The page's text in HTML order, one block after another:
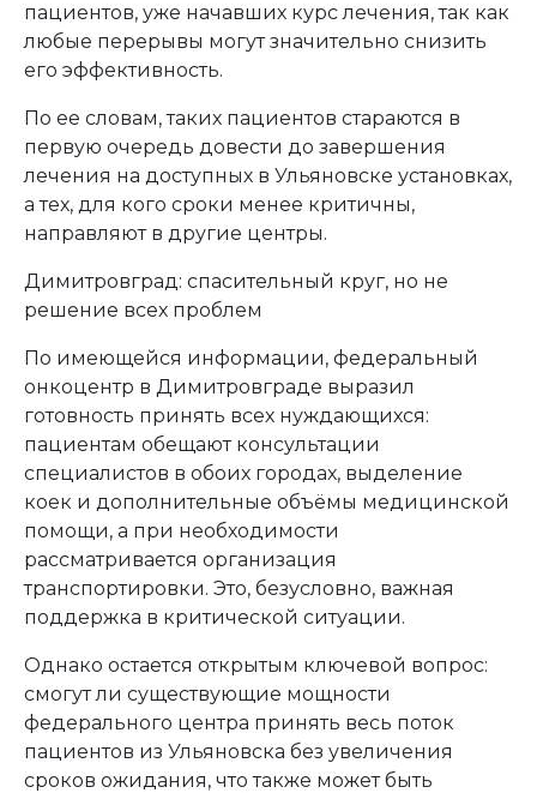
пациентов, уже начавших курс лечения, так как
любые перерывы могут значительно снизить
его эффективность.
По ее словам, таких пациентов стараются в
первую очередь довести до завершения
лечения на доступных в Ульяновске установках,
а тех, для кого сроки менее критичны,
направляют в другие центры.
Димитровград: спасительный круг, но не
решение всех проблем
По имеющейся информации, федеральный
онкоцентр в Димитровграде выразил
готовность принять всех нуждающихся:
пациентам обещают консультации
специалистов в обоих городах, выделение
коек и дополнительные объёмы медицинской
помощи, а при необходимости
рассматривается организация
транспортировки. Это, безусловно, важная
поддержка в критической ситуации.
Однако остается открытым ключевой вопрос:
смогут ли существующие мощности
федерального центра принять весь поток
пациентов из Ульяновска без увеличения
сроков ожидания, что также может быть